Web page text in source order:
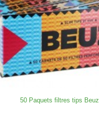
50 Paquets filtres tips Beuz